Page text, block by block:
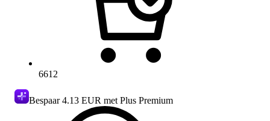
6612
Bespaar4.13 EUR met Plus Premium